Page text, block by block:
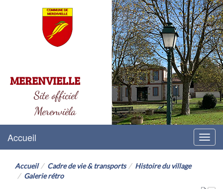
MERENVIELLE
Site officiel
Merenvièla
Menu
Accueil
Accueil Cadre de vie & transports
Histoire du village
Galerie rétro